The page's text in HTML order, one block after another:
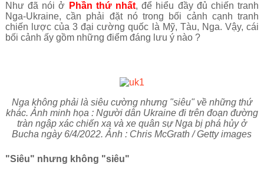
Như đã nói ở Phần thứ nhất, để hiểu đầy đủ chiến tranh
Nga-Ukraine, cần phải đặt nó trong bối cảnh cạnh tranh
chiến lược của 3 đại cường quốc là Mỹ, Tàu, Nga. Vậy, cái
bối cảnh ấy gồm những điểm đáng lưu ý nào ?
Nga không phải là siêu cường nhưng "siêu" về những thứ
khác. Ảnh minh họa : Người dân Ukraine đi trên đoạn đường
tràn ngập xác chiến xa và xe quân sự Nga bị phá hủy ở
Bucha ngày 6/4/2022. Ảnh : Chris McGrath / Getty images
"Siêu" nhưng không "siêu"